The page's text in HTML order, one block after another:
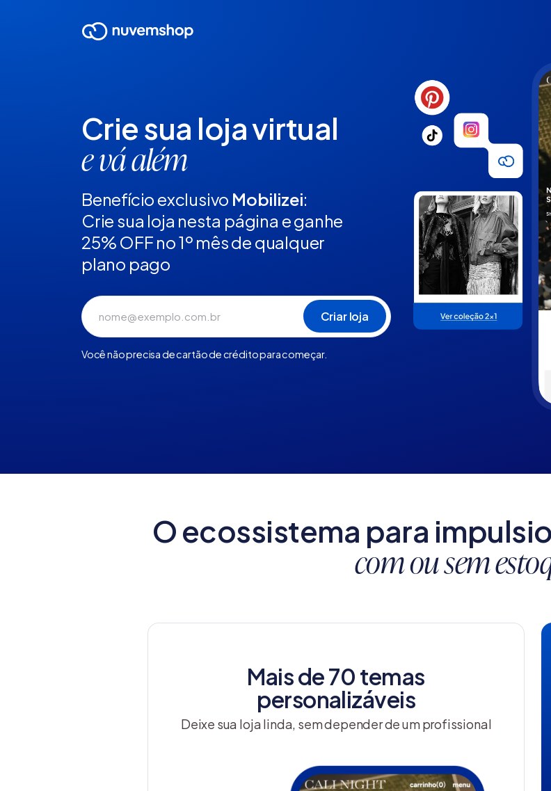
Crie sua loja virtual
e vá além
Benefício exclusivo Mobilizei:
Crie sua loja nesta página e ganhe
25% OFF no 1º mês de qualquer
plano pago
Você não precisa de cartão de crédito para começar.
O ecossistema para
com ou sem
Mais de 70 temas
personalizáveis
Deixe sua loja linda, sem depender de um profissional